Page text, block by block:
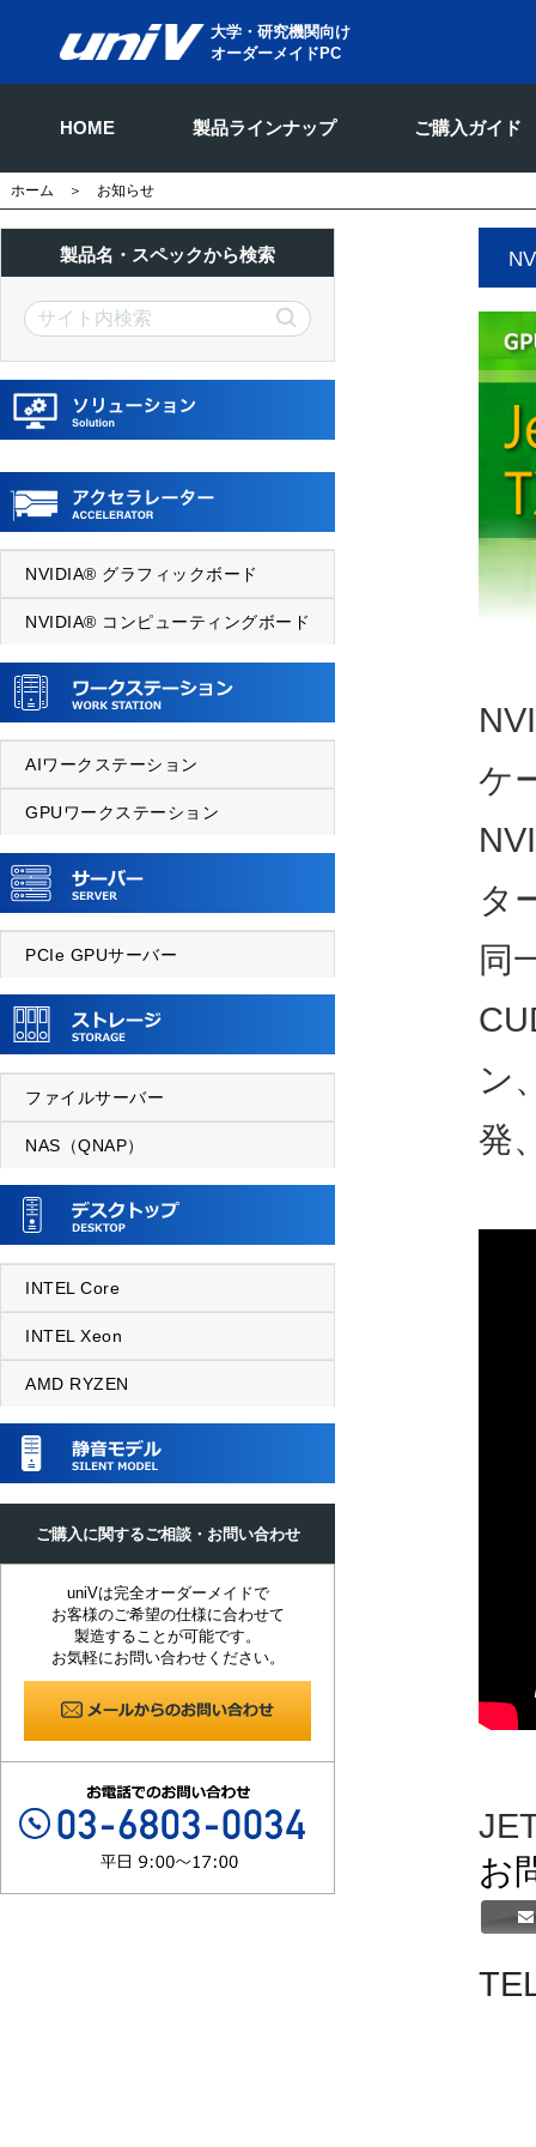
大学・研究機関向け
オーダーメイドPC
HOME 製品ラインナップ ご購入ガイド
ホーム ＞ お知らせ
ケ
タ
同
ン
発
お
製品名・スペックから検索
NVIDIA® グラフィックボード
NVIDIA® コンピューティングボード
AIワークステーション
GPUワークステーション
PCIe GPUサーバー
ファイルサーバー
NAS（QNAP）
INTEL Core
INTEL Xeon
AMD RYZEN
ご購入に関するご相談・お問い合わせ
uniVは完全オーダーメイドで
お客様のご希望の仕様に合わせて
製造することが可能です。
お気軽にお問い合わせください。